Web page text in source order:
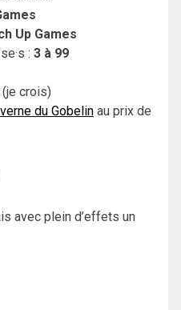
Up Games
: 3 à 99
(je crois)
du Gobelin au prix de
avec plein d’effets un